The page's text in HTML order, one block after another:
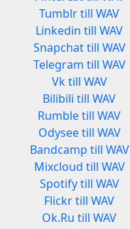
Tumblr till WAV
Linkedin till WAV
Snapchat till WAV
Telegram till WAV
Vk till WAV
Bilibili till WAV
Rumble till WAV
Odysee till WAV
Bandcamp till WAV
Mixcloud till WAV
Spotify till WAV
Flickr till WAV
Ok.Ru till WAV